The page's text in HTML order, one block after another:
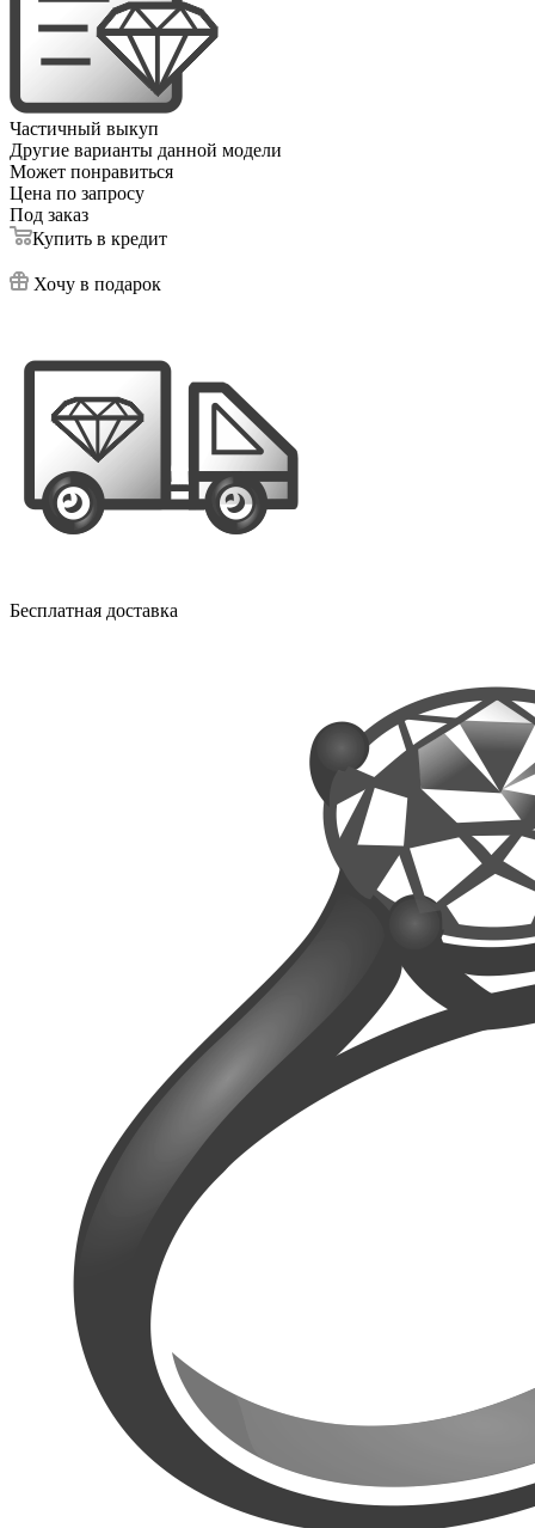
Частичный выкуп
Другие варианты данной модели
Может понравиться
Цена по запросу
Под заказ
Купить в кредит
Хочу в подарок
Бесплатная доставка